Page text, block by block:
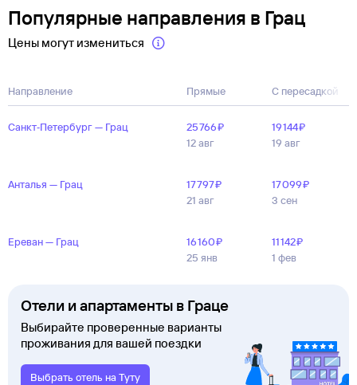
Популярные направления в Грац
Цены могут измениться
Направление Прямые С пересадкой
Санкт‑Петербург — Грац
25 ⁠766 ⁠₽
12 авг
19 ⁠144 ⁠₽
19 авг
Анталья — Грац
17 ⁠797 ⁠₽
21 авг
17 ⁠099 ⁠₽
3 сен
Ереван — Грац
16 ⁠160 ⁠₽
25 янв
11 ⁠142 ⁠₽
1 фев
Отели и апартаменты в Граце
Выбирайте проверенные варианты
проживания для вашей поездки
Выбрать отель на Туту